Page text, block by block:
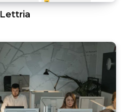
Lettria